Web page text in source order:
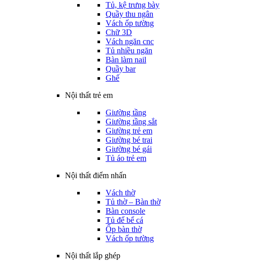
Tủ, kệ trưng bày
Quầy thu ngân
Vách ốp tường
Chữ 3D
Vách ngăn cnc
Tủ nhiều ngăn
Bàn làm nail
Quầy bar
Ghế
Nội thất trẻ em
Giường tầng
Giường tầng sắt
Giường trẻ em
Giường bé trai
Giường bé gái
Tủ áo trẻ em
Nội thất điểm nhấn
Vách thờ
Tủ thờ – Bàn thờ
Bàn console
Tủ để bể cá
Ốp bàn thờ
Vách ốp tường
Nội thất lắp ghép